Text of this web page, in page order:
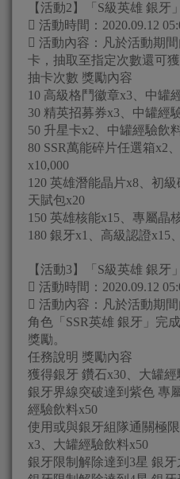
【活動2】「S級英雄 銀牙
 活動時間：2020.09.12
 活動內容：凡於活動期
卡，抽取至指定次數還可獲
抽卡次數 獎勵內容
10 高級格鬥徽章x3、中罐
30 精英招募券x3、中罐經
50 升星卡x2、中罐經驗飲
80 SSR萬能碎片任選箱x2
x10,000
120 英雄潛能晶片x8、初
天賦包x20
150 英雄核能x15、專屬晶
180 銀牙x1、高級認證x15
【活動3】「S級英雄 銀牙
 活動時間：2020.09.12
 活動內容：凡於活動期
角色「SSR英雄 銀牙」完
獎勵。
任務說明 獎勵內容
獲得銀牙 鑽石x30、大罐經
銀牙界線突破達到紫色 專
經驗飲料x50
使用或與銀牙組隊通關極
x3、大罐經驗飲料x50
銀牙限制解除達到3星 銀